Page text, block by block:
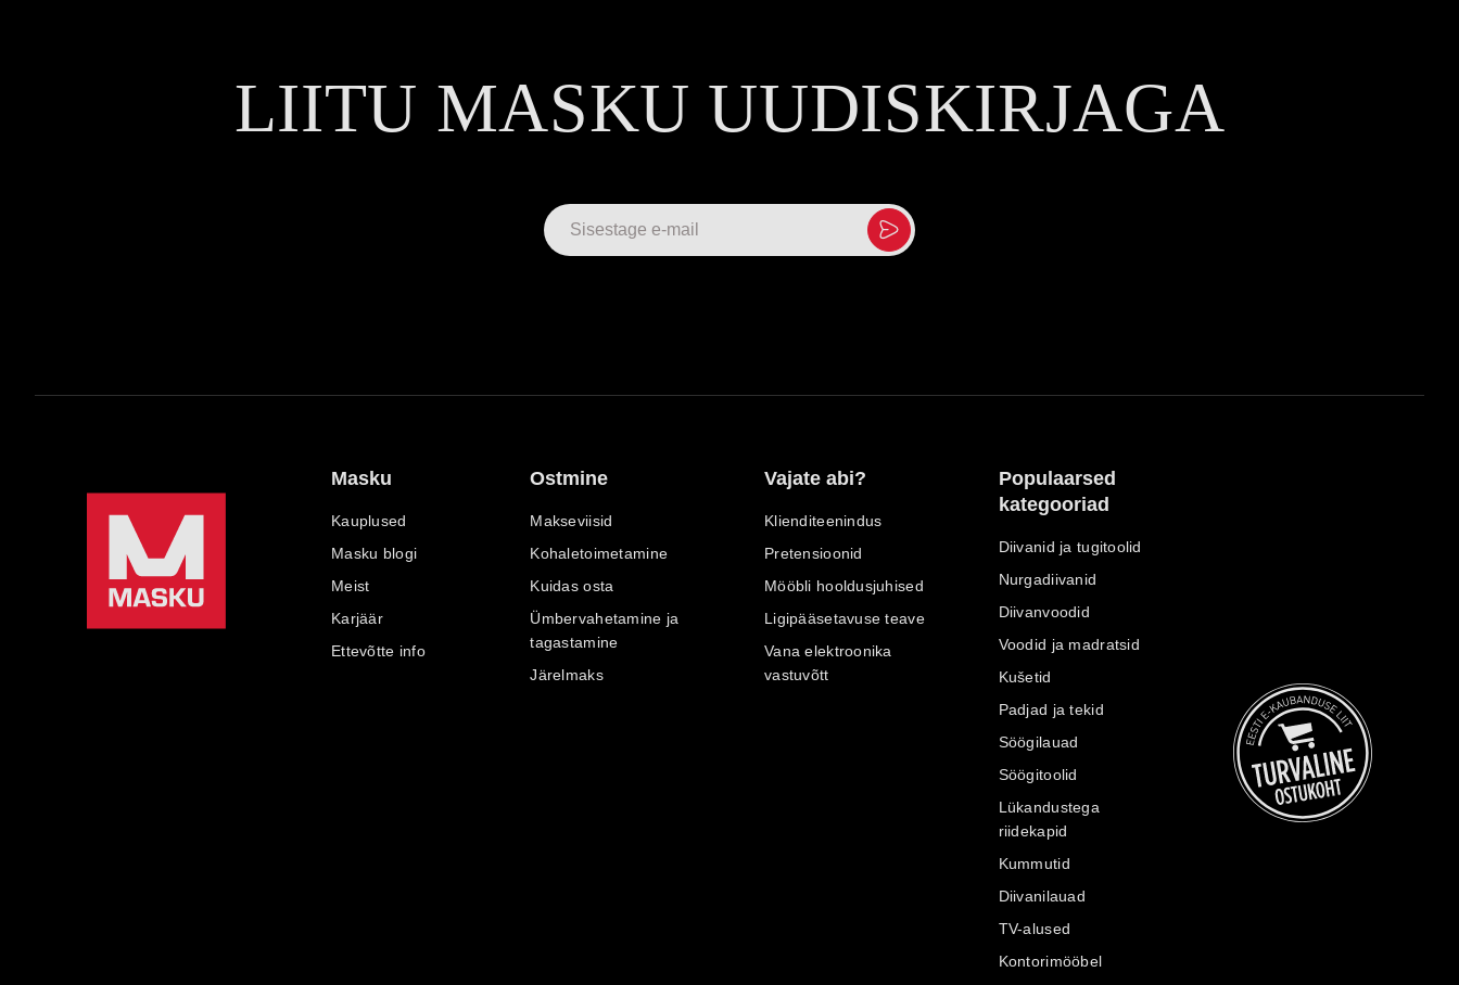
LIITU MASKU UUDISKIRJAGA
Masku
Kauplused
Masku blogi
Meist
Karjäär
Ettevõtte info
Ostmine
Makseviisid
Kohaletoimetamine
Kuidas osta
Ümbervahetamine ja
tagastamine
Järelmaks
Vajate abi?
Klienditeenindus
Pretensioonid
Mööbli hooldusjuhised
Ligipääsetavuse teave
Vana elektroonika
vastuvõtt
Populaarsed
kategooriad
Diivanid ja tugitoolid
Nurgadiivanid
Diivanvoodid
Voodid ja madratsid
Kušetid
Padjad ja tekid
Söögilauad
Söögitoolid
Lükandustega
riidekapid
Kummutid
Diivanilauad
TV-alused
Kontorimööbel